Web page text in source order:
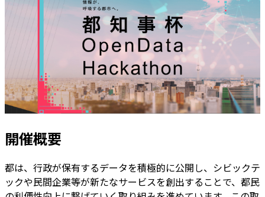
開催概要
都は、行政が保有するデータを積極的に公開し、シビックテ
ックや民間企業等が新たなサービスを創出することで、都民